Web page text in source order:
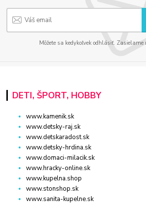
Môžete sa kedykoľvek odhlásiť.
DETI, ŠPORT, HOBBY
www.kamenik.sk
www.detsky-raj.sk
www.detskaradost.sk
www.detsky-hrdina.sk
www.domaci-milacik.sk
www.hracky-online.sk
www.kupelna.shop
www.stonshop.sk
www.sanita-kupelne.sk